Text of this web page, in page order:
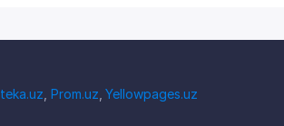
Prom.uz ,Yellowpages.uz